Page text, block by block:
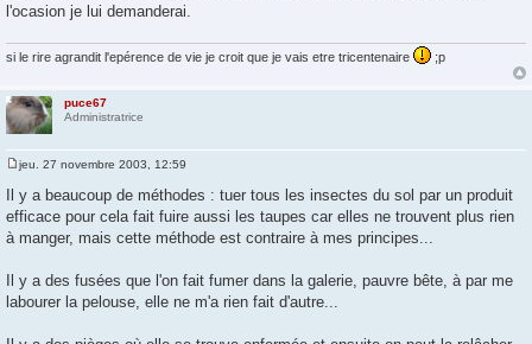
l'ocasion je lui demanderai.
si le rire agrandit l'epérence de vie je croit que je vais etre tricentenaire ;p
puce67
Administratrice
e
s
s
a
g
jeu. 27 novembre 2003, 12:59
Il y a beaucoup de méthodes : tuer tous les insectes du sol par un produit
efficace pour cela fait fuire aussi les taupes car elles ne trouvent plus rien
à manger, mais cette méthode est contraire à mes principes...
Il y a des fusées que l'on fait fumer dans la galerie, pauvre bête, à par me
labourer la pelouse, elle ne m'a rien fait d'autre...